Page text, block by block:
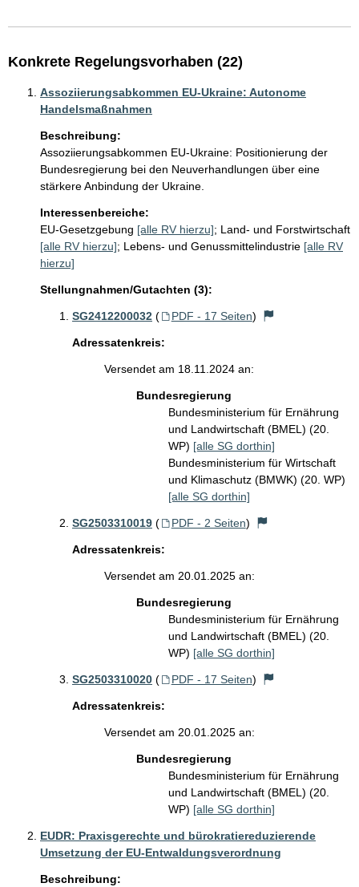
Konkrete Regelungsvorhaben (22)
Assoziierungsabkommen EU-Ukraine: Autonome
Handelsmaßnahmen
Beschreibung:
Assoziierungsabkommen EU-Ukraine: Positionierung der
Bundesregierung bei den Neuverhandlungen über eine
stärkere Anbindung der Ukraine.
Interessenbereiche:
EU-Gesetzgebung [alle RV hierzu]; Land- und Forstwirtschaft
[alle RV hierzu]; Lebens- und Genussmittelindustrie [alle RV
hierzu]
Stellungnahmen/Gutachten (3):
SG2412200032 ( PDF - 17 Seiten)
Adressatenkreis:
Versendet am 18.11.2024 an:
Bundesregierung
Bundesministerium für Ernährung
und Landwirtschaft (BMEL) (20.
WP) [alle SG dorthin]
Bundesministerium für Wirtschaft
und Klimaschutz (BMWK) (20. WP)
[alle SG dorthin]
SG2503310019 ( PDF - 2 Seiten)
Adressatenkreis:
Versendet am 20.01.2025 an:
Bundesregierung
Bundesministerium für Ernährung
und Landwirtschaft (BMEL) (20.
WP) [alle SG dorthin]
SG2503310020 ( PDF - 17 Seiten)
Adressatenkreis:
Versendet am 20.01.2025 an:
Bundesregierung
Bundesministerium für Ernährung
und Landwirtschaft (BMEL) (20.
WP) [alle SG dorthin]
EUDR: Praxisgerechte und bürokratiereduzierende
Umsetzung der EU-Entwaldungsverordnung
Beschreibung: